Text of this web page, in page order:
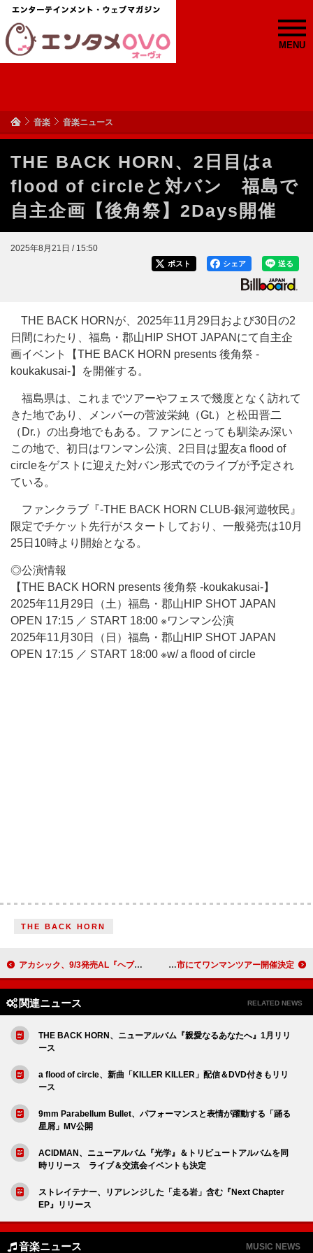
MENU
音楽 音楽ニュース
THE BACK HORN、2日目はa
flood of circleと対バン 福島で
自主企画【後角祭】2Days開催
2025年8月21日 / 15:50
送る
シェア
ポスト
THE BACK HORNが、2025年11月29日および30日の2
日間にわたり、福島・郡山HIP SHOT JAPANにて自主企
画イベント【THE BACK HORN presents 後角祭 -
koukakusai-】を開催する。
福島県は、これまでツアーやフェスで幾度となく訪れて
きた地であり、メンバーの菅波栄純（Gt.）と松田晋二
（Dr.）の出身地でもある。ファンにとっても馴染み深い
この地で、初日はワンマン公演、2日目は盟友a flood of
circleをゲストに迎えた対バン形式でのライブが予定され
ている。
ファンクラブ『-THE BACK HORN CLUB-銀河遊牧民』
限定でチケット先行がスタートしており、一般発売は10月
25日10時より開始となる。
◎公演情報
【THE BACK HORN presents 後角祭 -koukakusai-】
2025年11月29日（土）福島・郡山HIP SHOT JAPAN
OPEN 17:15 ／ START 18:00 ※ワンマン公演
2025年11月30日（日）福島・郡山HIP SHOT JAPAN
OPEN 17:15 ／ START 18:00 ※w/ a flood of circle
THE BACK HORN
アカシック、9/3発売AL『ヘブン』より「夕方」先行配信 ねぐせ。、11月九州3都市にてワンマンツアー開催決定
関連ニュース RELATED NEWS
THE BACK HORN、ニューアルバム『親愛なるあなたへ』1月リリ
ース
a flood of circle、新曲「KILLER KILLER」配信＆DVD付きもリリ
ース
9mm Parabellum Bullet、パフォーマンスと表情が躍動する「踊る
星屑」MV公開
ACIDMAN、ニューアルバム『光学』＆トリビュートアルバムを同
時リリース ライブ＆交流会イベントも決定
ストレイテナー、リアレンジした「走る岩」含む『Next Chapter
EP』リリース
音楽ニュース MUSIC NEWS